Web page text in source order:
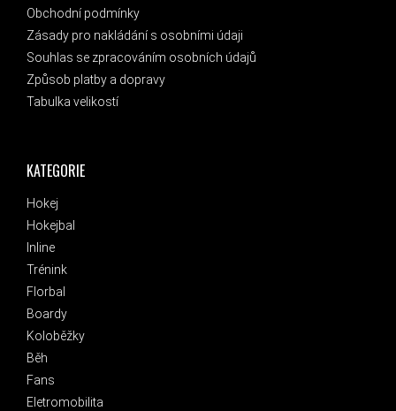
KATEGORIE
Hokej
Hokejbal
Inline
Trénink
Florbal
Boardy
Koloběžky
Běh
Fans
Eletromobilita
Obchodní podmínky
Zásady pro nakládání s osobními údaji
Souhlas se zpracováním osobních údajů
Způsob platby a dopravy
Tabulka velikostí